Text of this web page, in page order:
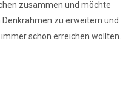
zusammen und möchte
zu erweitern und
schon erreichen wollten.